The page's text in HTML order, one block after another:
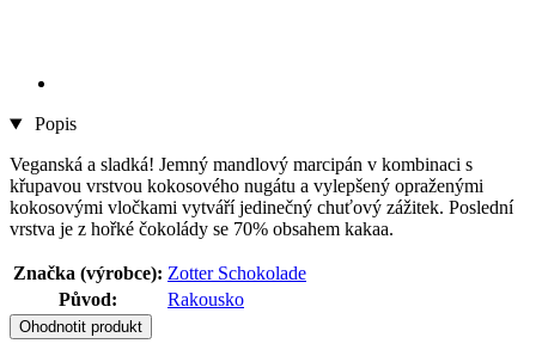
Popis
Veganská a sladká! Jemný mandlový marcipán v kombinaci s
křupavou vrstvou kokosového nugátu a vylepšený opraženými
kokosovými vločkami vytváří jedinečný chuťový zážitek. Poslední
vrstva je z hořké čokolády se 70% obsahem kakaa.
Značka (výrobce): Zotter Schokolade
Původ:
Rakousko
Ohodnotit produkt